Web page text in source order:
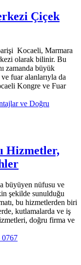
Çiçek
Kocaeli, Marmara
olarak bilinir. Bu
zamanda büyük
fuar alanlarıyla da
Kongre ve Fuar
ve Doğru
Hizmetler,
büyüyen nüfusu ve
şekilde sunulduğu
bu hizmetlerden biri
kutlamalarda ve iş
doğru firma ve
0767